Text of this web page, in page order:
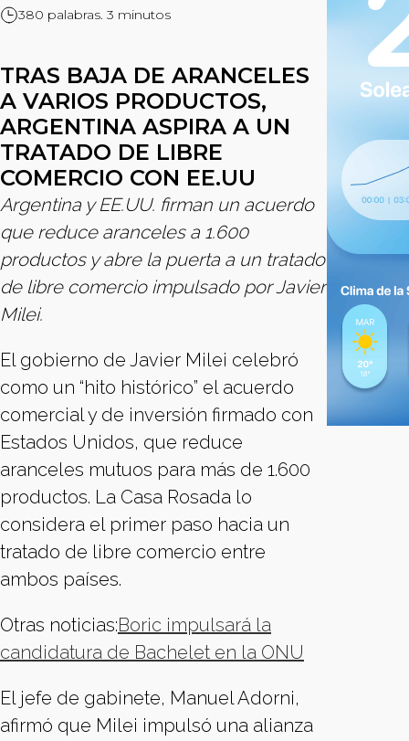
380 palabras. 3 minutos
TRAS BAJA DE ARANCELES
A VARIOS PRODUCTOS,
ARGENTINA ASPIRA A UN
TRATADO DE LIBRE
COMERCIO CON EE.UU
Argentina y EE.UU. firman un acuerdo
que reduce aranceles a 1.600
productos y abre la puerta a un tratado
de libre comercio impulsado por Javier
Milei.
El gobierno de Javier Milei celebró
como un “hito histórico” el acuerdo
comercial y de inversión firmado con
Estados Unidos, que reduce
aranceles mutuos para más de 1.600
productos. La Casa Rosada lo
considera el primer paso hacia un
tratado de libre comercio entre
ambos países.
Otras noticias:Boric impulsará la
candidatura de Bachelet en la ONU
El jefe de gabinete, Manuel Adorni,
afirmó que Milei impulsó una alianza